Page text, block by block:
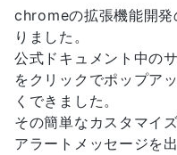
chromeの拡張機能開発
りました。
公式ドキュメント中の
をクリックでポップア
くできました。
その簡単なカスタマイ
アラートメッセージを